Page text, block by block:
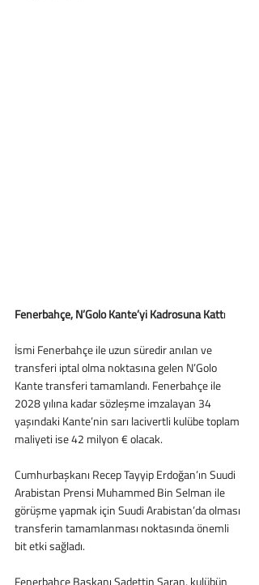
Fenerbahçe, N’Golo Kante’yi Kadrosuna Kattı
İsmi Fenerbahçe ile uzun süredir anılan ve
transferi iptal olma noktasına gelen N’Golo
Kante transferi tamamlandı. Fenerbahçe ile
2028 yılına kadar sözleşme imzalayan 34
yaşındaki Kante’nin sarı lacivertli kulübe toplam
maliyeti ise 42 milyon € olacak.
Cumhurbaşkanı Recep Tayyip Erdoğan’ın Suudi
Arabistan Prensi Muhammed Bin Selman ile
görüşme yapmak için Suudi Arabistan’da olması
transferin tamamlanması noktasında önemli
bit etki sağladı.
Fenerbahçe Başkanı Sadettin Saran, kulübün